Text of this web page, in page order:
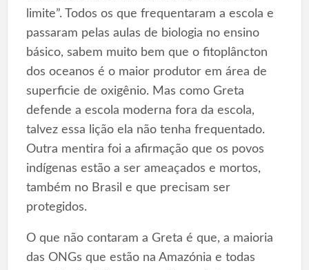
limite”. Todos os que frequentaram a escola e
passaram pelas aulas de biologia no ensino
básico, sabem muito bem que o fitoplâncton
dos oceanos é o maior produtor em área de
superficie de oxigênio. Mas como Greta
defende a escola moderna fora da escola,
talvez essa lição ela não tenha frequentado.
Outra mentira foi a afirmação que os povos
indígenas estão a ser ameaçados e mortos,
também no Brasil e que precisam ser
protegidos.
O que não contaram a Greta é que, a maioria
das ONGs que estão na Amazónia e todas